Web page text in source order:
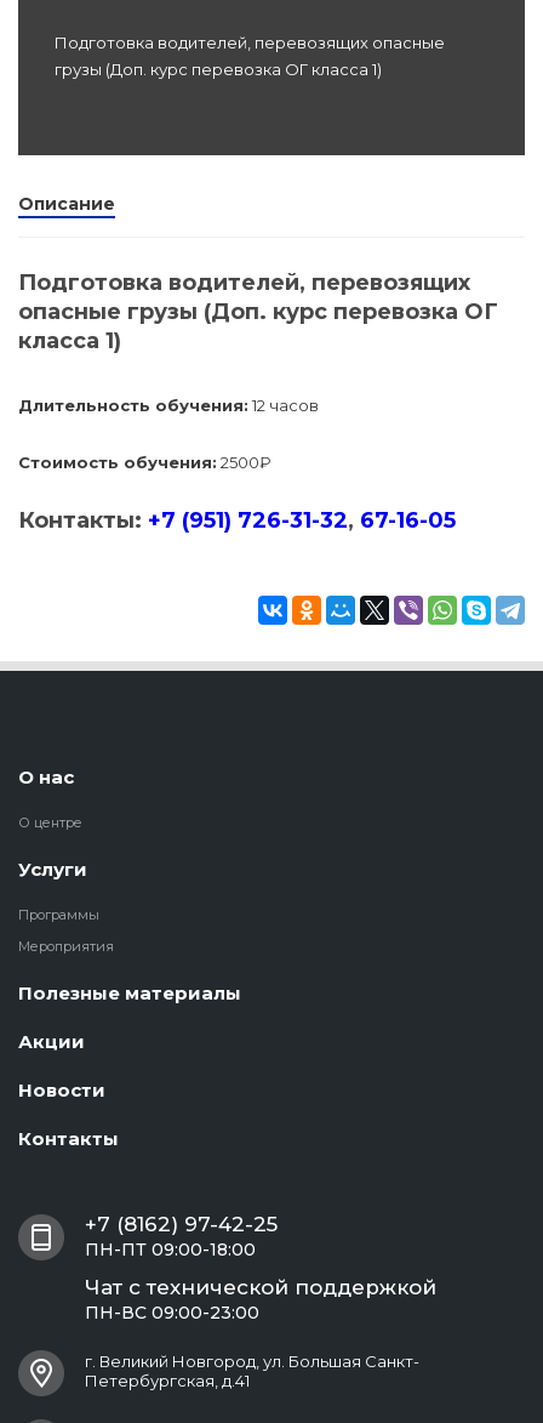
Цифровая
Подготовка водителей, перевозящих опасные
грузы (Доп. курс перевозка ОГ класса 1)
Описание
Подготовка водителей, перевозящих
опасные грузы (Доп. курс перевозка ОГ
класса 1)
Длительность обучения: 12 часов
Стоимость обучения: 2500₽
Контакты: +7 (951) 726-31-32, 67-16-05
О нас
О центре
Услуги
Программы
Мероприятия
Полезные материалы
Акции
Новости
Контакты
+7 (8162) 97-42-25
ПН-ПТ 09:00-18:00
Чат с технической поддержкой
ПН-ВС 09:00-23:00
г. Великий Новгород, ул. Большая Санкт-
Петербургская, д.41